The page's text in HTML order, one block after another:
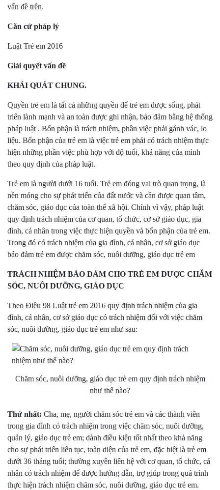
vấn đề trên.
Căn cứ pháp lý
Luật Trẻ em 2016
Giải quyết vấn đề
KHÁI QUÁT CHUNG.
Quyền trẻ em là tất cả những quyền để trẻ em được sống, phát
triển lành mạnh và an toàn được ghi nhận, bảo đảm bằng hệ thống
pháp luật . Bổn phận là trách nhiệm, phần việc phải gánh vác, lo
liệu. Bổn phận của trẻ em là việc trẻ em phải có trách nhiệm thực
hiện những phần việc phù hợp với độ tuổi, khả năng của mình
theo quy định của pháp luật.
Trẻ em là người dưới 16 tuổi. Trẻ em đóng vai trò quan trọng, là
nền móng cho sự phát triển của đất nước và cần được quan tâm,
chăm sóc, giáo dục của toàn thể xã hội. Chính vì vậy, pháp luật
quy định trách nhiệm của cơ quan, tổ chức, cơ sở giáo dục, gia
đình, cá nhân trong việc thực hiện quyền và bổn phận của trẻ em.
Trong đó có trách nhiệm của gia đình, cá nhân, cơ sở giáo dục
bảo đảm trẻ em được chăm sóc, nuôi dưỡng, giáo dục trẻ em
TRÁCH NHIỆM BẢO ĐẢM CHO TRẺ EM ĐƯỢC CHĂM
SÓC, NUÔI DƯỠNG, GIÁO DỤC
Theo Điều 98 Luật trẻ em 2016 quy định trách nhiệm của gia
đình, cá nhân, cơ sở giáo dục có trách nhiệm đối với việc chăm
sóc, nuôi dưỡng, giáo dục trẻ em như sau:
Chăm sóc, nuôi dưỡng, giáo dục trẻ em quy định trách nhiệm
như thế nào?
Thứ nhất: Cha, mẹ, người chăm sóc trẻ em và các thành viên
trong gia đình có trách nhiệm trong việc chăm sóc, nuôi dưỡng,
quản lý, giáo dục trẻ em; dành điều kiện tốt nhất theo khả năng
cho sự phát triển liên tục, toàn diện của trẻ em, đặc biệt là trẻ em
dưới 36 tháng tuổi; thường xuyên liên hệ với cơ quan, tổ chức, cá
nhân có trách nhiệm để được hướng dẫn, trợ giúp trong quá trình
thực hiện trách nhiệm chăm sóc, nuôi dưỡng, giáo dục trẻ em.